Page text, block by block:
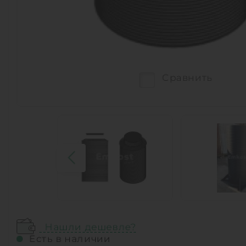
Нашли дешевле?
Есть в наличии